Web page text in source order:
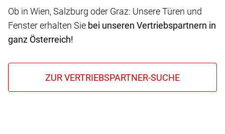
Ob in Wien, Salzburg oder Graz: Unsere Türen und
Fenster erhalten Sie bei unseren Vertriebspartnern in
ganz Österreich!